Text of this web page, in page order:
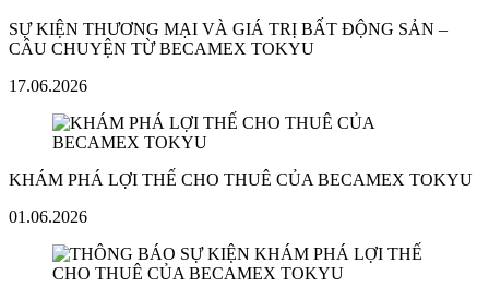
SỰ KIỆN THƯƠNG MẠI VÀ GIÁ TRỊ BẤT ĐỘNG SẢN –
CÂU CHUYỆN TỪ BECAMEX TOKYU
17.06.2026
KHÁM PHÁ LỢI THẾ CHO THUÊ CỦA BECAMEX TOKYU
01.06.2026